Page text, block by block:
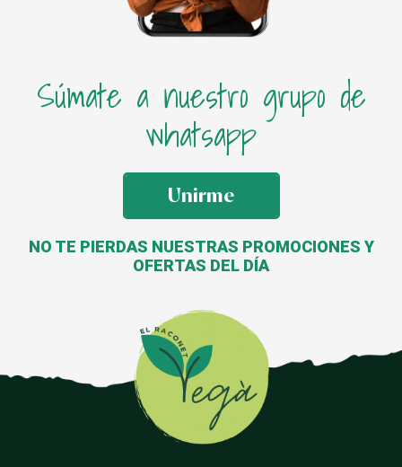
Súmate a nuestro grupo de
whatsapp
Unirme
NO TE PIERDAS NUESTRAS PROMOCIONES Y
OFERTAS DEL DÍA